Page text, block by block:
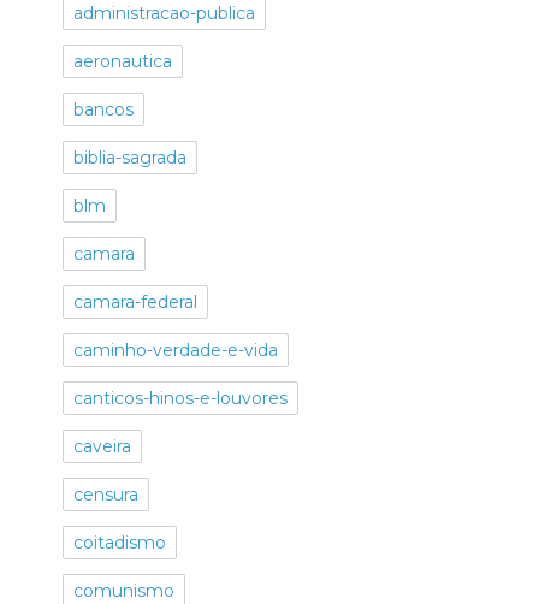
administracao-publica
aeronautica
bancos
biblia-sagrada
blm
camara
camara-federal
caminho-verdade-e-vida
canticos-hinos-e-louvores
caveira
censura
coitadismo
comunismo